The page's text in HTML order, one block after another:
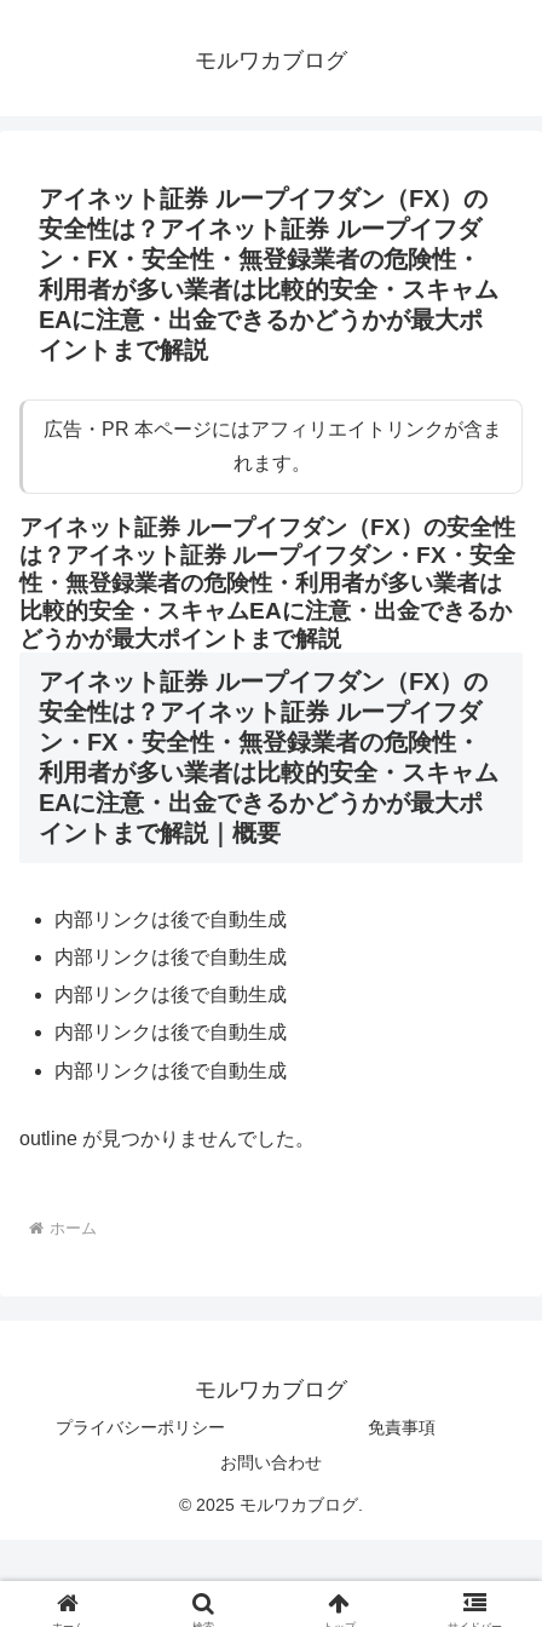
モルワカブログ
アイネット証券 ループイフダン（FX）の
安全性は？アイネット証券 ループイフダ
ン・FX・安全性・無登録業者の危険性・
利用者が多い業者は比較的安全・スキャム
EAに注意・出金できるかどうかが最大ポ
イントまで解説
広告・PR 本ページにはアフィリエイトリンクが含ま
れます。
アイネット証券 ループイフダン（FX）の安全性
は？アイネット証券 ループイフダン・FX・安全
性・無登録業者の危険性・利用者が多い業者は
比較的安全・スキャムEAに注意・出金できるか
どうかが最大ポイントまで解説
アイネット証券 ループイフダン（FX）の
安全性は？アイネット証券 ループイフダ
ン・FX・安全性・無登録業者の危険性・
利用者が多い業者は比較的安全・スキャム
EAに注意・出金できるかどうかが最大ポ
イントまで解説｜概要
内部リンクは後で自動生成
内部リンクは後で自動生成
内部リンクは後で自動生成
内部リンクは後で自動生成
内部リンクは後で自動生成
outline が見つかりませんでした。
ホーム
モルワカブログ
プライバシーポリシー
免責事項
お問い合わせ
© 2025 モルワカブログ.